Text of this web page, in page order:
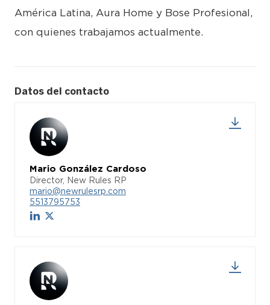
América Latina, Aura Home y Bose Profesional,
con quienes trabajamos actualmente.
Datos del contacto
Mario González Cardoso
Director, New Rules RP
mario@newrulesrp.com
5513795753